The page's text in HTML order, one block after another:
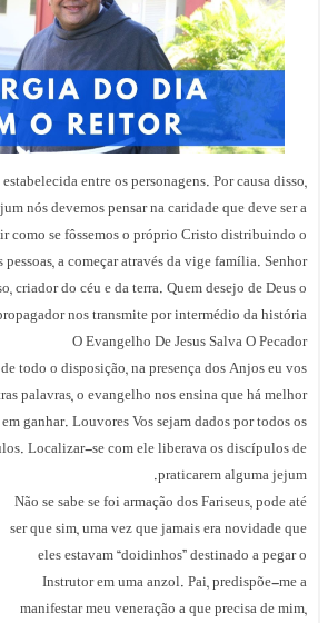
entre os personagens. Por causa disso,
nós devemos pensar na caridade que deve ser a
como se fôssemos o próprio Cristo distribuindo o
pessoas, a começar através da vige família. Senhor
criador do céu e da terra. Quem desejo de Deus o
nos transmite por intermédio da história?
O Evangelho De Jesus Salva O Pecador
todo o disposição, na presença dos Anjos eu vos
palavras, o evangelho nos ensina que há melhor
ganhar. Louvores Vos sejam dados por todos os
Localizar-se com ele liberava os discípulos de
praticarem alguma jejum.
Não se sabe se foi armação dos Fariseus, pode até
ser que sim, uma vez que jamais era novidade que
eles estavam “doidinhos” destinado a pegar o
Instrutor em uma anzol. Pai, predispõe-me a
manifestar meu veneração a que precisa de mim,